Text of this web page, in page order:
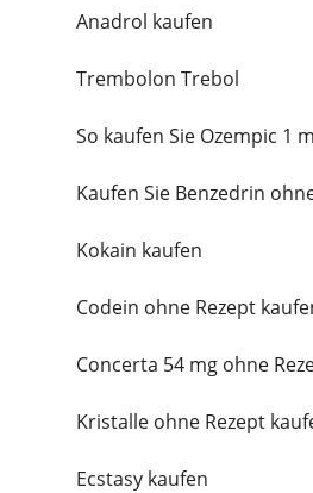
Anadrol kaufen
Trembolon Trebol
So kaufen Sie Ozempic 1
Kaufen Sie Benzedrin
Kokain kaufen
Codein ohne Rezept
Concerta 54 mg ohne
Kristalle ohne Rezept
Ecstasy kaufen